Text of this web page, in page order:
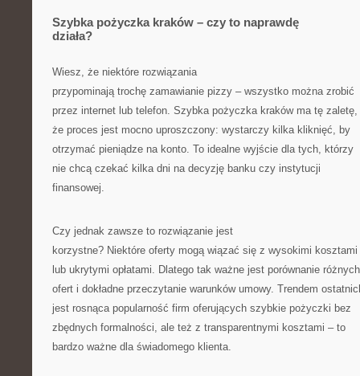
Szybka pożyczka kraków – czy to naprawdę
działa?
Wiesz, że niektóre rozwiązania
przypominają trochę zamawianie pizzy – wszystko można zrobić
przez internet lub telefon. Szybka pożyczka kraków ma tę zaletę,
że proces jest mocno uproszczony: wystarczy kilka kliknięć, by
otrzymać pieniądze na konto. To idealne wyjście dla tych, którzy
nie chcą czekać kilka dni na decyzję banku czy instytucji
finansowej.
Czy jednak zawsze to rozwiązanie jest
korzystne? Niektóre oferty mogą wiązać się z wysokimi kosztami
lub ukrytymi opłatami. Dlatego tak ważne jest porównanie różnych
ofert i dokładne przeczytanie warunków umowy. Trendem
jest rosnąca popularność firm oferujących szybkie pożyczki bez
zbędnych formalności, ale też z transparentnymi kosztami – to
bardzo ważne dla świadomego klienta.